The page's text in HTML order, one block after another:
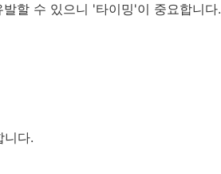
할 수 있으니 '타이밍'이 중요합니다.
니다.